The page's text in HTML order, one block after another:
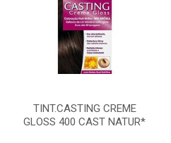
TINT.CASTING CREME
GLOSS 400 CAST NATUR*